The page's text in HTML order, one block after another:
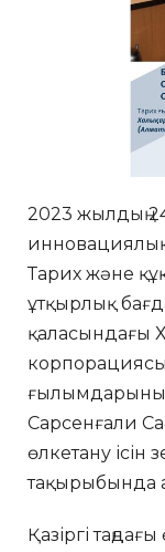
2023 жылдың
Тарих және
ұтқырлық
қаласындағы
Сарсенғали
өлкетану ісін
тақырыбында
Қазіргі